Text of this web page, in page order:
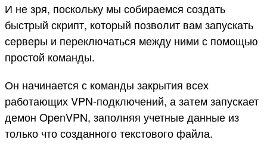
И не зря, поскольку мы собираемся создать
быстрый скрипт, который позволит вам запускать
серверы и переключаться между ними с помощью
простой команды.
Он начинается с команды закрытия всех
работающих VPN-подключений, а затем запускает
демон OpenVPN, заполняя учетные данные из
только что созданного текстового файла.